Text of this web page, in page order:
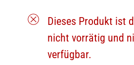
Dieses Produkt ist
nicht vorrätig und
verfügbar.